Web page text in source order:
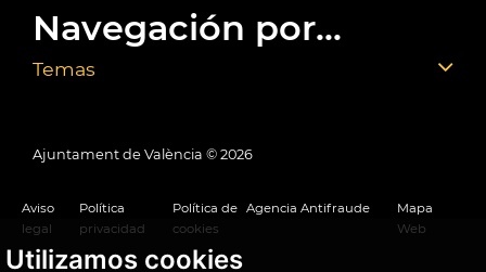
Utilizamos cookies
Navegación por...
Temas
Ajuntament de València © 2026
Aviso
legal
Política
privacidad
Política de
cookies
Agencia Antifraude
Mapa
Web